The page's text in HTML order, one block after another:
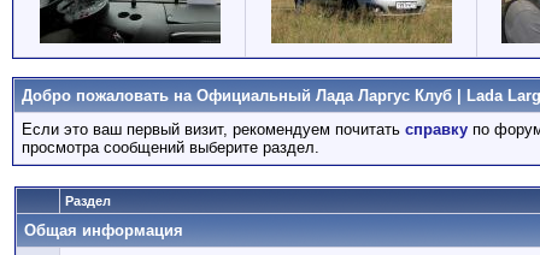
Добро пожаловать на Официальный Лада Ларгус Клуб | Lada
Если это ваш первый визит, рекомендуем почитать справку по
просмотра сообщений выберите раздел.
Раздел
Общая информация